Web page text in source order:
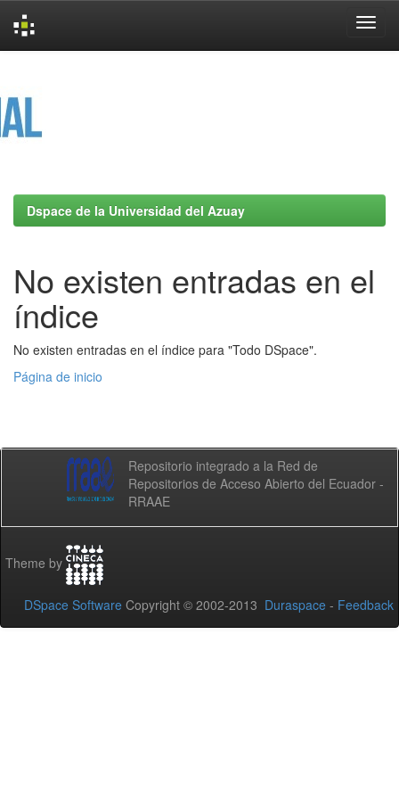
Dspace de la Universidad del Azuay
No existen entradas en el
índice
No existen entradas en el índice para "Todo DSpace".
Página de inicio
Repositorio integrado a la Red de
Repositorios de Acceso Abierto del Ecuador -
RRAAE
Theme by
DSpace Software Copyright © 2002-2013 Duraspace - Feedback